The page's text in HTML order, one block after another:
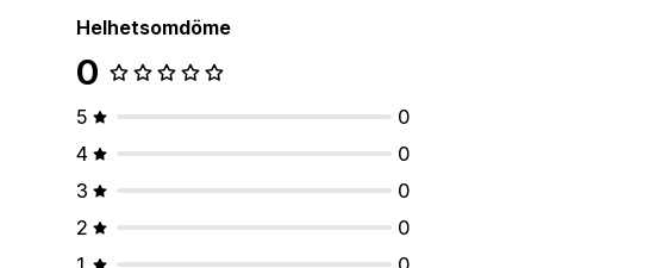
Helhetsomdöme
0
5
0
4
0
3
0
2
0